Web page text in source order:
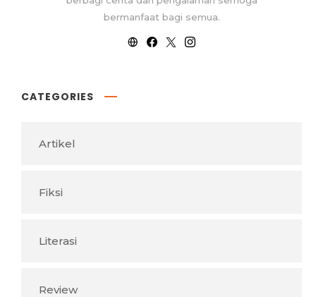
bermanfaat bagi semua.
CATEGORIES
Artikel
Fiksi
Literasi
Review